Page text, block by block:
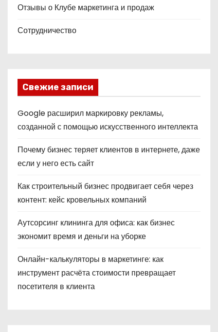
Отзывы о Клубе маркетинга и продаж
Сотрудничество
Свежие записи
Google расширил маркировку рекламы,
созданной с помощью искусственного интеллекта
Почему бизнес теряет клиентов в интернете, даже
если у него есть сайт
Как строительный бизнес продвигает себя через
контент: кейс кровельных компаний
Аутсорсинг клининга для офиса: как бизнес
экономит время и деньги на уборке
Онлайн-калькуляторы в маркетинге: как
инструмент расчёта стоимости превращает
посетителя в клиента